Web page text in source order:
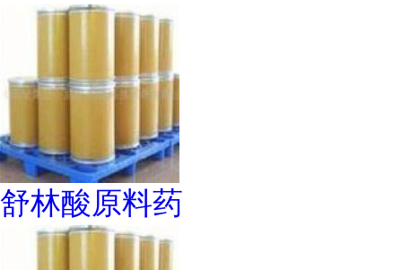
舒林酸原料药